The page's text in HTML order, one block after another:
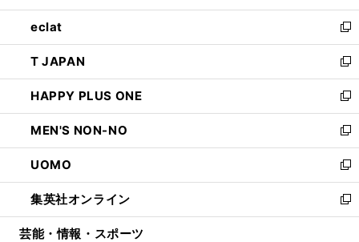
開
く
ウ
で
開
く
ン
ド
ウ
で
開
く
ウ
ィ
ン
ド
ウ
で
開
く
し
い
ウ
ィ
ン
ド
ウ
で
開
く
eclat
新
し
い
ウ
ィ
ン
ド
ウ
で
開
く
T JAPAN
新
し
い
ウ
ィ
ン
ド
ウ
で
開
HAPPY PLUS ONE
新
し
い
ウ
ィ
ン
ド
ウ
MEN'S NON-NO
新
し
い
ウ
ィ
ン
UOMO
新
し
い
ウ
集英社オンライン
新
し
芸能・情報・スポーツ